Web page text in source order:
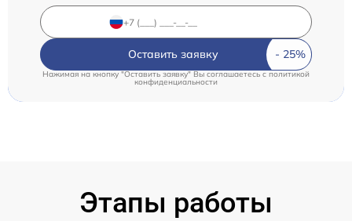
Оставить заявку
Нажимая на кнопку "Оставить заявку" Вы соглашаетесь c политикой
конфиденциальности
Этапы работы